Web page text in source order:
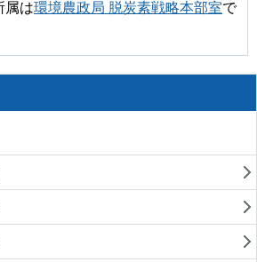
属は環境農政局 脱炭素戦略本部室で